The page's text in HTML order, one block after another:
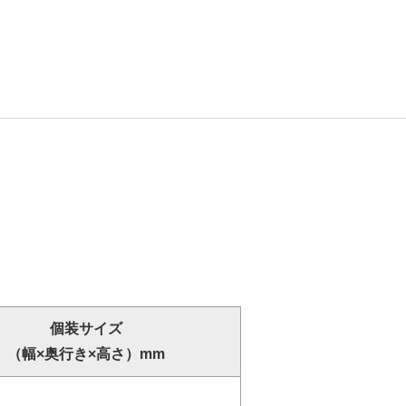
個装サイズ
（幅×奥行き×高さ）mm